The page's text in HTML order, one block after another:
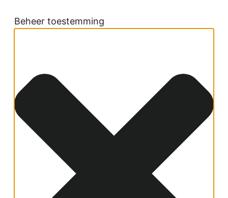
Beheer toestemming